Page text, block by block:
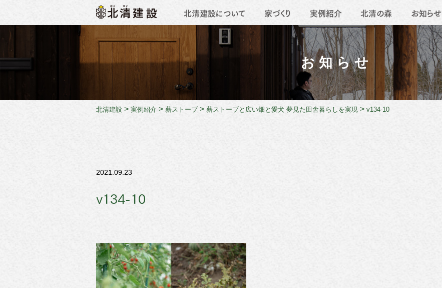
北清建設について
会社概要 職人たち
家づくり 実例紹介
薪ストーブ 移住 リフォーム
北清の森 お知らせ
お知らせ
北清建設 > 実例紹介 > 薪ストーブ > 薪ストーブと広い畑と愛犬 夢見た田舎暮らしを実現 > v134-10
2021.09.23
v134-10